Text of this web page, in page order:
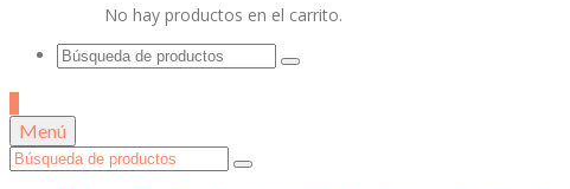
No hay productos en el carrito.
Buscar
Menú
Buscar